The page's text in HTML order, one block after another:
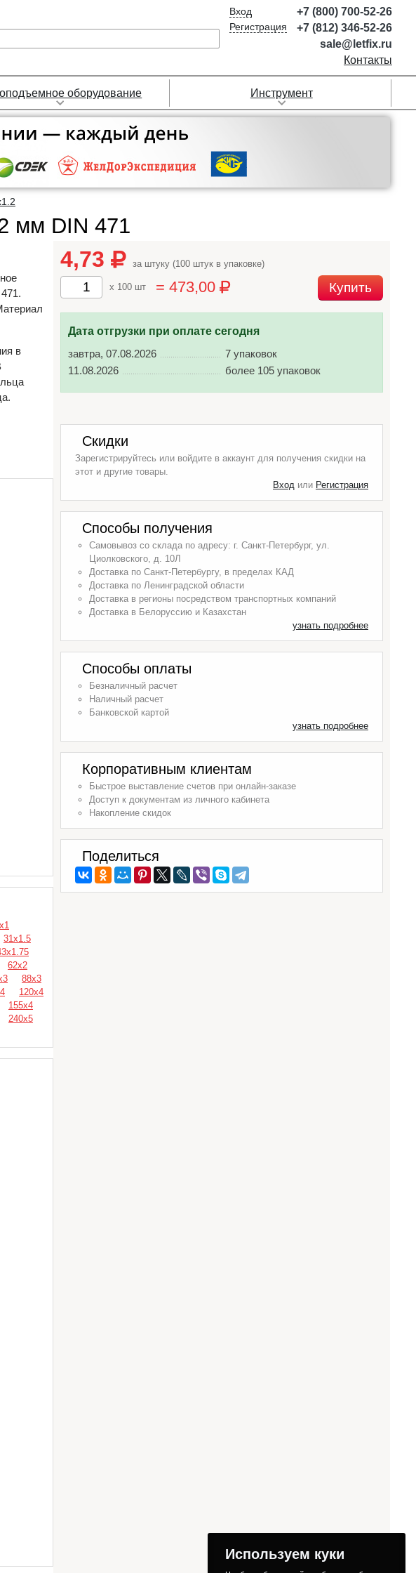
Вход
Регистрация
+7 (800) 700-52-26
+7 (812) 346-52-26
sale@letfix.ru
Контакты
оборудование Инструмент
мм DIN 471
в
31х1.5
62х2
88х3
120х4
155х4
240х5
4,73 за штуку (100 штук в упаковке)
x 100 шт = 473,00 Купить
Дата отгрузки при оплате сегодня
завтра, 07.08.2026
7 упаковок
11.08.2026
более 105 упаковок
Скидки
Зарегистрируйтесь или войдите в аккаунт для получения скидки на
этот и другие товары.
Вход или Регистрация
Способы получения
Самовывоз со склада по адресу: г. Санкт-Петербург, ул.
Циолковского, д. 10Л
Доставка по Санкт-Петербургу, в пределах КАД
Доставка по Ленинградской области
Доставка в регионы посредством транспортных компаний
Доставка в Белоруссию и Казахстан
узнать подробнее
Способы оплаты
Безналичный расчет
Наличный расчет
Банковской картой
узнать подробнее
Корпоративным клиентам
Быстрое выставление счетов при онлайн-заказе
Доступ к документам из личного кабинета
Накопление скидок
Поделиться
Используем куки